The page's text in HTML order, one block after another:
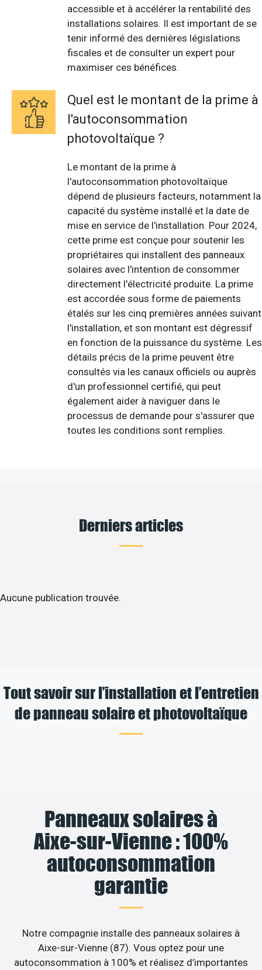
accessible et à accélérer la rentabilité des
installations solaires. Il est important de se
tenir informé des dernières législations
fiscales et de consulter un expert pour
maximiser ces bénéfices.
Quel est le montant de la prime à
l'autoconsommation
photovoltaïque ?
Le montant de la prime à
l'autoconsommation photovoltaïque
dépend de plusieurs facteurs, notamment la
capacité du système installé et la date de
mise en service de l'installation. Pour 2024,
cette prime est conçue pour soutenir les
propriétaires qui installent des panneaux
solaires avec l'intention de consommer
directement l'électricité produite. La prime
est accordée sous forme de paiements
étalés sur les cinq premières années suivant
l'installation, et son montant est dégressif
en fonction de la puissance du système. Les
détails précis de la prime peuvent être
consultés via les canaux officiels ou auprès
d'un professionnel certifié, qui peut
également aider à naviguer dans le
processus de demande pour s'assurer que
toutes les conditions sont remplies.
Derniers articles
Aucune publication trouvée.
Tout savoir sur l’installation et l’entretien
de panneau solaire et photovoltaïque
Panneaux solaires à
Aixe-sur-Vienne : 100%
autoconsommation
garantie
Notre compagnie installe des panneaux solaires à
Aixe-sur-Vienne (87). Vous optez pour une
autoconsommation à 100% et réalisez d’importantes